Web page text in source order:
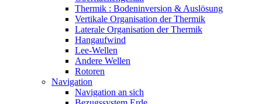
Thermik : Bodeninversion & Auslösung
Vertikale Organisation der Thermik
Laterale Organisation der Thermik
Hangaufwind
Lee-Wellen
Andere Wellen
Rotoren
Navigation
Navigation an sich